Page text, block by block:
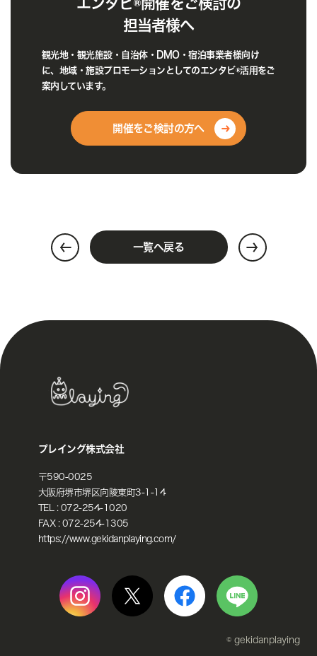
エンタビ®開催をご検討の
担当者様へ
観光地・観光施設・自治体・DMO・宿泊事業者様向け
に、地域・施設プロモーションとしてのエンタビ®活用をご
案内しています。
開催をご検討の方へ
一覧へ戻る
プレイング株式会社
〒590-0025
大阪府堺市堺区向陵東町3-1-14
TEL : 072-254-1020
FAX : 072-254-1305
https://www.gekidanplaying.com/
© gekidanplaying